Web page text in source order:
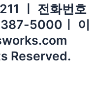
ㅣ 전화번호
5000ㅣ 이
Reserved.